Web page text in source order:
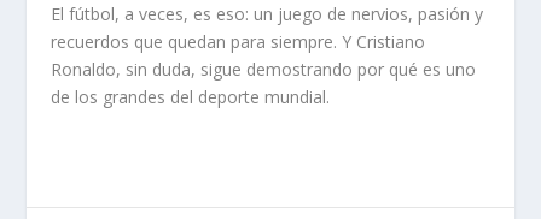
El fútbol, a veces, es eso: un juego de nervios, pasión y
recuerdos que quedan para siempre. Y Cristiano
Ronaldo, sin duda, sigue demostrando por qué es uno
de los grandes del deporte mundial.